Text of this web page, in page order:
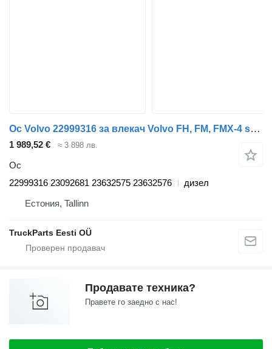
Ос Volvo 22999316 за влекач Volvo FH, FM, FMX-4 series (2013-)
1 989,52 € ≈ 3 898 лв.
Ос
22999316 23092681 23632575 23632576
дизел
Естония, Tallinn
TruckParts Eesti OÜ
Продавате техника?
Правете го заедно с нас!